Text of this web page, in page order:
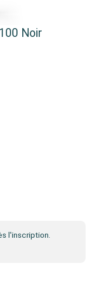
Noir
l'inscription.